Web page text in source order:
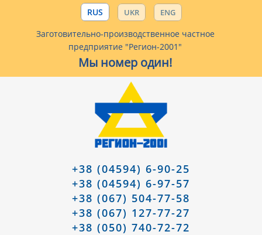
RUS UKR ENG
Заготовительно-производственное частное
предприятие "Регион-2001"
Мы номер один!
+38 (04594) 6-90-25
+38 (04594) 6-97-57
+38 (067) 504-77-58
+38 (067) 127-77-27
+38 (050) 740-72-72